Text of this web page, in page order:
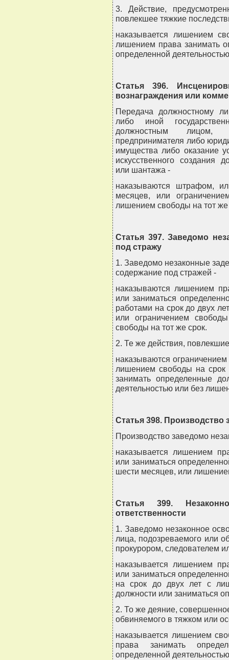
3. Действие,
повлекшее тяжкие
наказывается лишением
лишением права занимать
определенной
Статья 396.
вознаграждения или
Передача должностному
либо иной
должностным лицом,
предпринимателя либо
имущества либо оказание
искусственного создания
или шантажа -
наказываются штрафом,
месяцев, или
лишением свободы на тот же
Статья 397. Заведомо
под стражу
1. Заведомо незаконные
содержание под стражей -
наказываются лишением
или заниматься
работами на срок до двух
или ограничением
свободы на тот же срок.
2. Те же действия,
наказываются
лишением свободы на
занимать определенные
деятельностью или без
Статья 398. Производство
Производство заведомо
наказывается лишением
или заниматься
шести месяцев, или
Статья 399.
ответственности
1. Заведомо незаконное
лица, подозреваемого или
прокурором, следователем
наказывается лишением
или заниматься
на срок до двух лет с
должности или заниматься
2. То же деяние,
обвиняемого в тяжком или
наказывается лишением
права занимать
определенной